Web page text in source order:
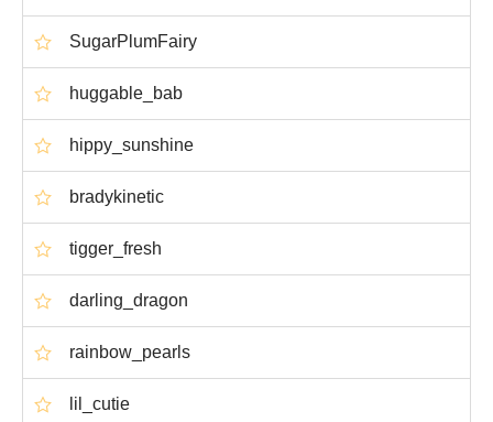
SugarPlumFairy
huggable_bab
hippy_sunshine
bradykinetic
tigger_fresh
darling_dragon
rainbow_pearls
lil_cutie